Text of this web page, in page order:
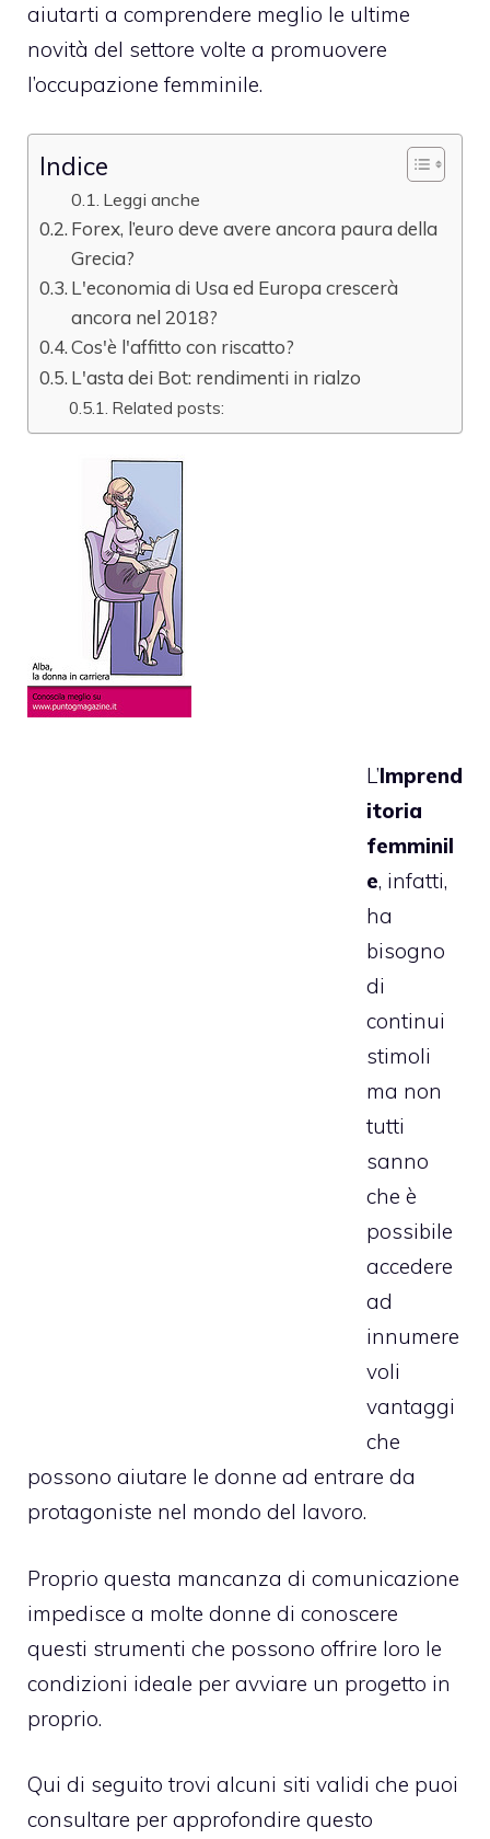
aiutarti a comprendere meglio le ultime
novità del settore volte a promuovere
l’occupazione femminile.
Indice
Leggi anche
Forex, l’euro deve avere ancora paura della
Grecia?
L'economia di Usa ed Europa crescerà
ancora nel 2018?
Cos'è l'affitto con riscatto?
L'asta dei Bot: rendimenti in rialzo
Related posts:
L’Imprend
itoria
femminil
e, infatti,
ha
bisogno
di
continui
stimoli
ma non
tutti
sanno
che è
possibile
accedere
ad
innumere
voli
vantaggi
che
possono aiutare le donne ad entrare da
protagoniste nel mondo del lavoro.
Proprio questa mancanza di comunicazione
impedisce a molte donne di conoscere
questi strumenti che possono offrire loro le
condizioni ideale per avviare un progetto in
proprio.
Qui di seguito trovi alcuni siti validi che puoi
consultare per approfondire questo